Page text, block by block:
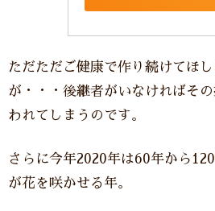
ただただご健康で作り続けてほ
が・・・後継者がいなければそ
われてしまうのです。
さらに今年2020年は60年から
が花を咲かせる年。